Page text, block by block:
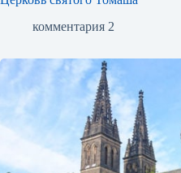
комментария 2